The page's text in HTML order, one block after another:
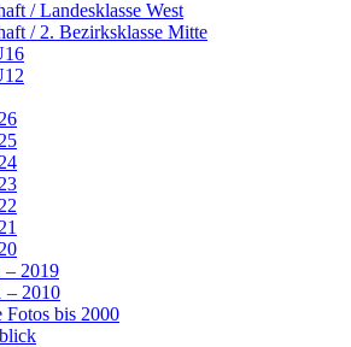
/ Landesklasse West
/ 2. Bezirksklasse Mitte
– 2019
– 2010
Fotos bis 2000